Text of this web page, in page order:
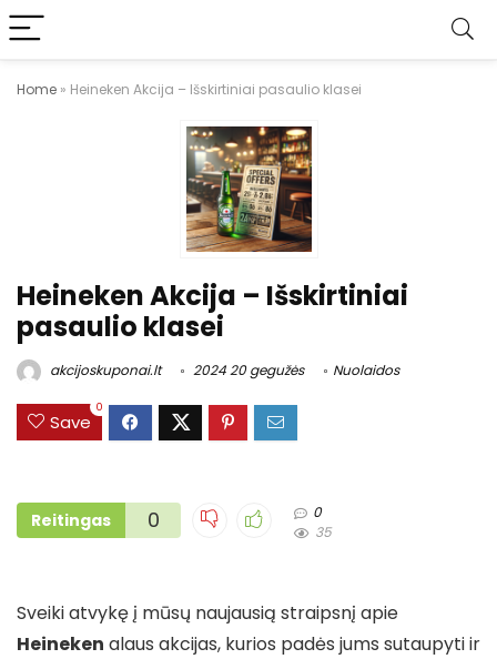
Home » Heineken Akcija – Išskirtiniai pasaulio klasei
Heineken Akcija – Išskirtiniai
pasaulio klasei
akcijoskuponai.lt 2024 20 gegužės Nuolaidos
Save
0
Reitingas 0
0
35
Sveiki atvykę į mūsų naujausią straipsnį apie
Heineken alaus akcijas, kurios padės jums sutaupyti ir